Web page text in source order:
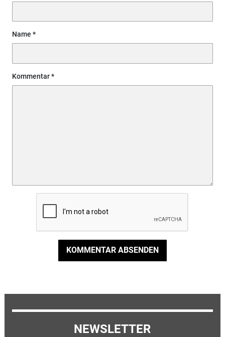
Name
Kommentar
KOMMENTAR ABSENDEN
NEWSLETTER